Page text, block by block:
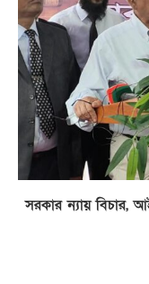
সরকার ন্যায় বিচার,